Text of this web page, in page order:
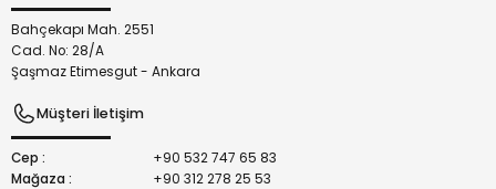
Bahçekapı Mah. 2551
Cad. No: 28/A
Şaşmaz Etimesgut - Ankara
Müşteri İletişim
Cep :
+90 532 747 65 83
Mağaza :
+90 312 278 25 53